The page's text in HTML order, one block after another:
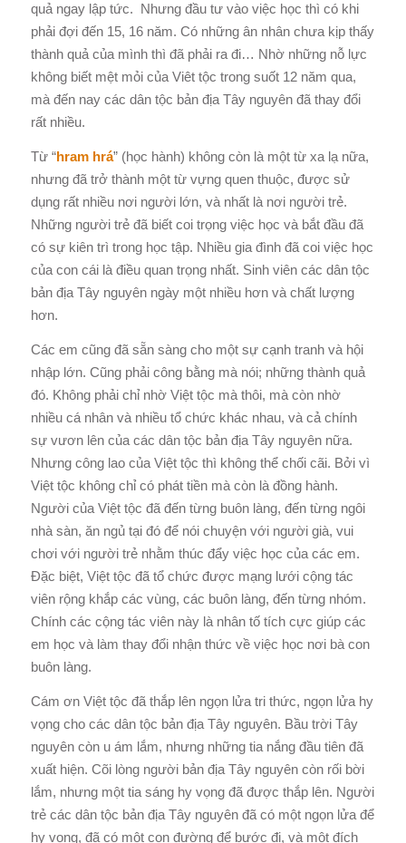
quả ngay lập tức. Nhưng đầu tư vào việc học thì có khi
phải đợi đến 15, 16 năm. Có những ân nhân chưa kịp thấy
thành quả của mình thì đã phải ra đi… Nhờ những nỗ lực
không biết mệt mỏi của Viêt tộc trong suốt 12 năm qua,
mà đến nay các dân tộc bản địa Tây nguyên đã thay đổi
rất nhiều.
Từ “hram hrá” (học hành) không còn là một từ xa lạ nữa,
nhưng đã trở thành một từ vựng quen thuộc, được sử
dụng rất nhiều nơi người lớn, và nhất là nơi người trẻ.
Những người trẻ đã biết coi trọng việc học và bắt đầu đã
có sự kiên trì trong học tập. Nhiều gia đình đã coi việc học
của con cái là điều quan trọng nhất. Sinh viên các dân tộc
bản địa Tây nguyên ngày một nhiều hơn và chất lượng
hơn.
Các em cũng đã sẵn sàng cho một sự cạnh tranh và hội
nhập lớn. Cũng phải công bằng mà nói; những thành quả
đó. Không phải chỉ nhờ Việt tộc mà thôi, mà còn nhờ
nhiều cá nhân và nhiều tổ chức khác nhau, và cả chính
sự vươn lên của các dân tộc bản địa Tây nguyên nữa.
Nhưng công lao của Việt tộc thì không thể chối cãi. Bởi vì
Việt tộc không chỉ có phát tiền mà còn là đồng hành.
Người của Việt tộc đã đến từng buôn làng, đến từng ngôi
nhà sàn, ăn ngủ tại đó để nói chuyện với người già, vui
chơi với người trẻ nhằm thúc đẩy việc học của các em.
Đặc biệt, Việt tộc đã tổ chức được mạng lưới cộng tác
viên rộng khắp các vùng, các buôn làng, đến từng nhóm.
Chính các cộng tác viên này là nhân tố tích cực giúp các
em học và làm thay đổi nhận thức về việc học nơi bà con
buôn làng.
Cám ơn Việt tộc đã thắp lên ngọn lửa tri thức, ngọn lửa hy
vọng cho các dân tộc bản địa Tây nguyên. Bầu trời Tây
nguyên còn u ám lắm, nhưng những tia nắng đầu tiên đã
xuất hiện. Cõi lòng người bản địa Tây nguyên còn rối bời
lắm, nhưng một tia sáng hy vọng đã được thắp lên. Người
trẻ các dân tộc bản địa Tây nguyên đã có một ngọn lửa để
hy vọng, đã có một con đường để bước đi, và một đích